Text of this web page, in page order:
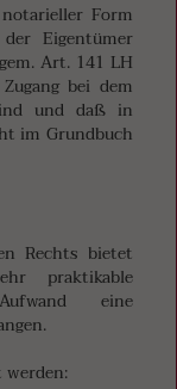
Form
Eigentümer
Art. 141 LH
bei dem
und daß in
im Grundbuch
Rechts bietet
praktikable
eine
werden: